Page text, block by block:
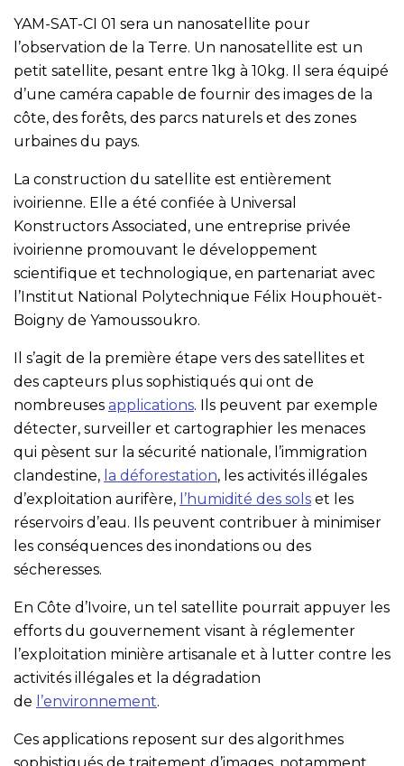
YAM-SAT-CI 01 sera un nanosatellite pour
l’observation de la Terre. Un nanosatellite est un
petit satellite, pesant entre 1kg à 10kg. Il sera équipé
d’une caméra capable de fournir des images de la
côte, des forêts, des parcs naturels et des zones
urbaines du pays.
La construction du satellite est entièrement
ivoirienne. Elle a été confiée à Universal
Konstructors Associated, une entreprise privée
ivoirienne promouvant le développement
scientifique et technologique, en partenariat avec
l’Institut National Polytechnique Félix Houphouët-
Boigny de Yamoussoukro.
Il s’agit de la première étape vers des satellites et
des capteurs plus sophistiqués qui ont de
nombreuses applications. Ils peuvent par exemple
détecter, surveiller et cartographier les menaces
qui pèsent sur la sécurité nationale, l’immigration
clandestine, la déforestation, les activités illégales
d’exploitation aurifère, l’humidité des sols et les
réservoirs d’eau. Ils peuvent contribuer à minimiser
les conséquences des inondations ou des
sécheresses.
En Côte d’Ivoire, un tel satellite pourrait appuyer les
efforts du gouvernement visant à réglementer
l’exploitation minière artisanale et à lutter contre les
activités illégales et la dégradation
de l’environnement.
Ces applications reposent sur des algorithmes